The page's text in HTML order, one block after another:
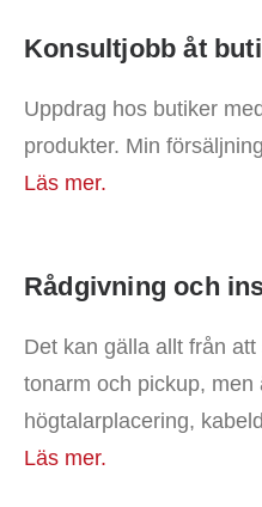
Konsultjobb åt
Uppdrag hos butiker
produkter. Min
Läs mer.
Rådgivning och
Det kan gälla allt från
tonarm och pickup,
högtalarplacering,
Läs mer.